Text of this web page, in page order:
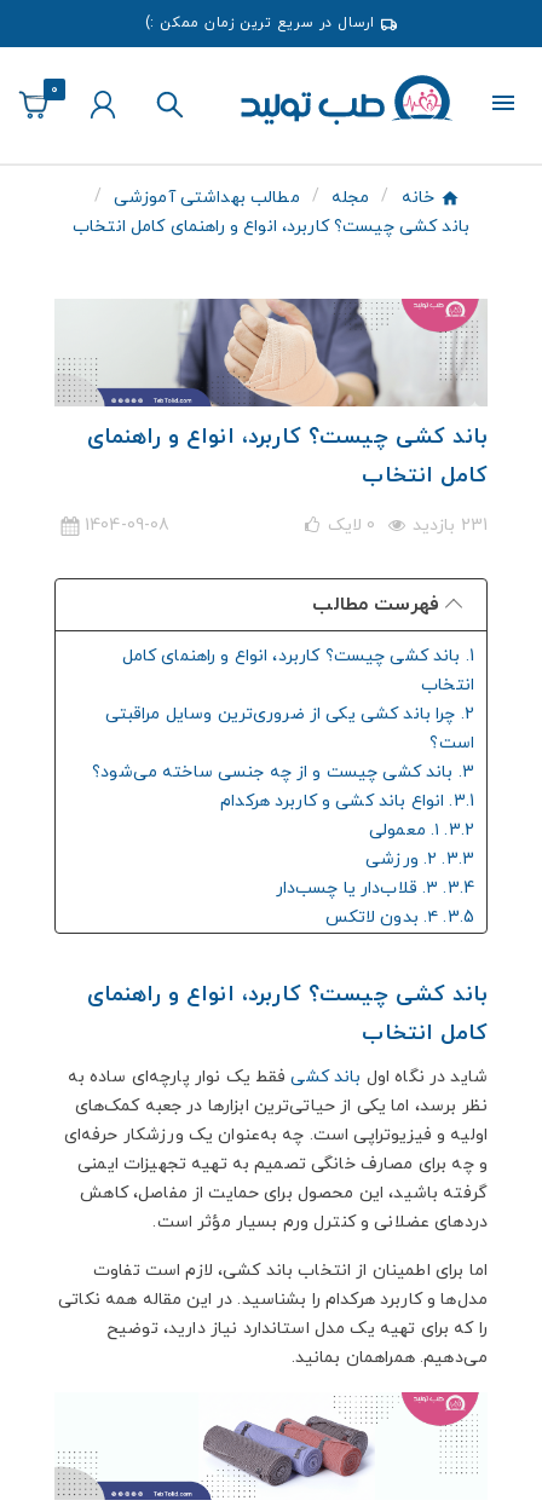
ارسال در سریع ترین زمان ممکن :)
0
خانه مجله
مطالب بهداشتی آموزشی
باند کشی چیست؟ کاربرد، انواع و راهنمای کامل انتخاب
باند کشی چیست؟ کاربرد، انواع و راهنمای
کامل انتخاب
231 بازدید 0 لایک 1404-09-08
فهرست مطالب
1. باند کشی چیست؟ کاربرد، انواع و راهنمای کامل
انتخاب
2. چرا باند کشی یکی از ضروری‌ترین وسایل مراقبتی
است؟
3. باند کشی چیست و از چه جنسی ساخته می‌شود؟
3.1. انواع باند کشی و کاربرد هرکدام
3.2. ۱. معمولی
3.3. ۲. ورزشی
3.4. ۳. قلاب‌دار یا چسب‌دار
3.5. ۴. بدون لاتکس
3.8. موارد استفاده از باند کشی
3.9. درمان پیچ‌خوردگی و رگ‌به‌رگ شدن
3.9.2. درمان‌های عروقی
3.9.3. محافظت حین ورزش
3.9.4. نکات مهم برای انتخاب باند کشی مناسب
3.9.5. توجه به میزان کشسانی
3.9.6. عرض باند متناسب با عضو
3.9.7. کیفیت الیاف
3.9.8. راحتی در استفاده (گیره یا چسب)
3.9.9. اصالت کالا
3.9.9.1. سخن پایانی
باند کشی چیست؟ کاربرد، انواع و راهنمای
کامل انتخاب
شاید در نگاه اول باند کشیفقط یک نوار پارچه‌ای ساده به
نظر برسد، اما یکی از حیاتی‌ترین ابزارها در جعبه کمک‌های
اولیه و فیزیوتراپی است. چه به‌عنوان یک ورزشکار حرفه‌ای
و چه برای مصارف خانگی تصمیم به تهیه تجهیزات ایمنی
گرفته باشید، این محصول برای حمایت از مفاصل، کاهش
دردهای عضلانی و کنترل ورم بسیار مؤثر است.
اما برای اطمینان از انتخاب باند کشی، لازم است تفاوت
مدل‌ها و کاربرد هرکدام را بشناسید. در این مقاله همه نکاتی
را که برای تهیه یک مدل استاندارد نیاز دارید، توضیح
می‌دهیم. همراهمان بمانید.